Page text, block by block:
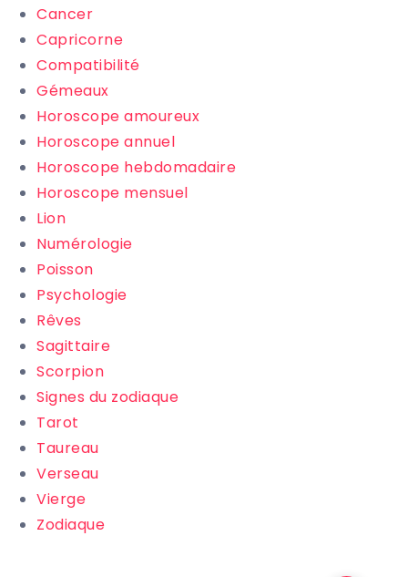
Cancer
Capricorne
Compatibilité
Gémeaux
Horoscope amoureux
Horoscope annuel
Horoscope hebdomadaire
Horoscope mensuel
Lion
Numérologie
Poisson
Psychologie
Rêves
Sagittaire
Scorpion
Signes du zodiaque
Tarot
Taureau
Verseau
Vierge
Zodiaque